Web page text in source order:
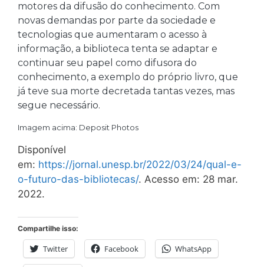
motores da difusão do conhecimento. Com
novas demandas por parte da sociedade e
tecnologias que aumentaram o acesso à
informação, a biblioteca tenta se adaptar e
continuar seu papel como difusora do
conhecimento, a exemplo do próprio livro, que
já teve sua morte decretada tantas vezes, mas
segue necessário.
Imagem acima: Deposit Photos
Disponível
em: https://jornal.unesp.br/2022/03/24/qual-e-
o-futuro-das-bibliotecas/. Acesso em: 28 mar.
2022.
Compartilhe isso:
Twitter Facebook WhatsApp